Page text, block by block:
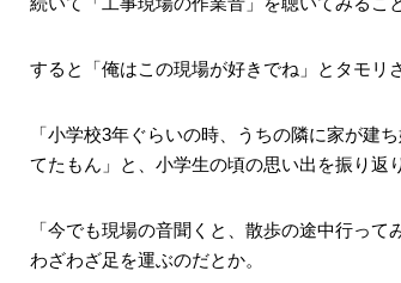
すると「俺はこの現場が好きでね」とタモリ
「小学校3年ぐらいの時、うちの隣に家が建
てたもん」と、小学生の頃の思い出を振り返
「今でも現場の音聞くと、散歩の途中行っ
わざわざ足を運ぶのだとか。